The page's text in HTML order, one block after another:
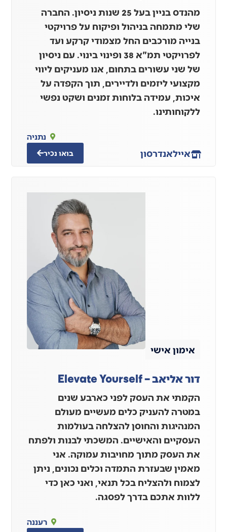
מהנדס בניין בעל 25 שנות ניסיון. החברה
שלי מתמחה בניהול ופיקוח על פרויקטי
בנייה מורכבים החל מצמודי קרקע ועד
לפרויקטי תמ"א 38 ופינוי בינוי. עם ניסיון
של שני עשורים בתחום, אנו מעניקים ליווי
מקצועי ליזמים ולדיירים, תוך הקפדה על
איכות, עמידה בלוחות זמנים ושקט נפשי
ללקוחותינו.
איילאנדרסון
נתניה
בואו נכיר
אימון אישי
דור אליאב – Elevate Yourself
הקמתי את העסק לפני כארבע שנים
במטרה להעניק כלים מעשיים מעולם
המנהיגות והחוסן להצלחה בעולמות
העסקיים והאישיים. המשכתי לבנות ולפתח
את העסק מתוך מחויבות עמוקה. אני
מאמין שבעזרת התמדה וכלים נכונים, ניתן
לצמוח ולהצליח בכל תנאי, ואני כאן כדי
ללוות אתכם בדרך לפסגה.
רעננה